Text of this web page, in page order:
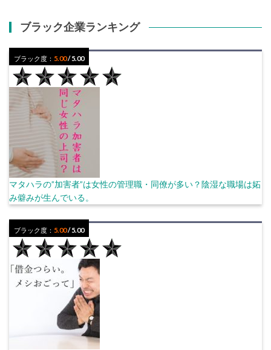
ブラック企業ランキング
ブラック度： 5.00/ 5.00
マタハラの”加害者”は女性の管理職・同僚が多い？陰湿な職場は妬
み僻みが生んでいる。
ブラック度： 5.00/ 5.00